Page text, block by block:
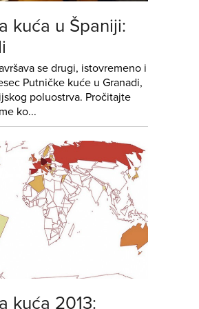
kuća u Španiji:
se drugi, istovremeno i
Putničke kuće u Granadi,
poluostrva. Pročitajte
ko...
kuća 2013: